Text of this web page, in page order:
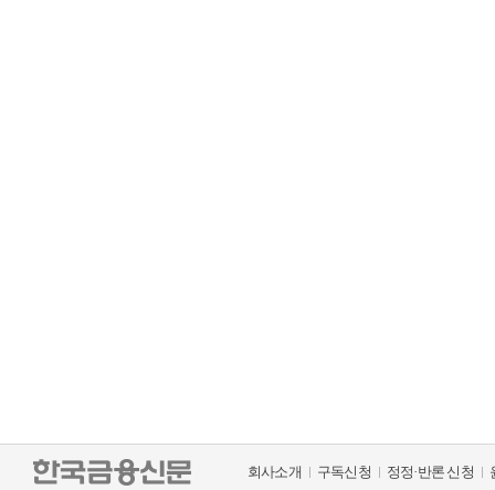
회사소개 구독신청 정정·반론 신청